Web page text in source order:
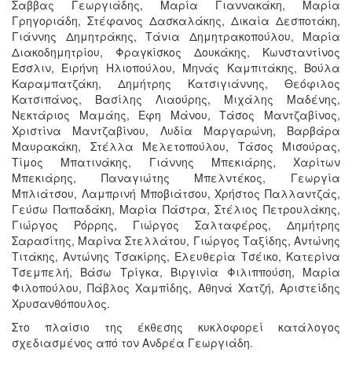
Σαββας Γεωργιάδης, Μαρία Γιαννακάκη, Μαρία
Γρηγοριάδη, Στέφανος Δασκαλάκης, Δικαία Δεσποτάκη,
Γιάννης Δημητράκης, Τάνια Δημητρακοπούλου, Μαρία
Διακοδημητρίου, Φραγκίσκος Δουκάκης, Κωνσταντίνος
Εσσλιν, Ειρήνη Ηλιοπούλου, Μηνάς Καμπιτάκης, Βούλα
Καραμπατζάκη, Δημήτρης Κατσιγιάννης, Θεόφιλος
Κατσιπάνος, Βασίλης Λιαούρης, Μιχάλης Μαδένης,
Νεκτάριος Μαμάης, Εφη Μάνου, Τάσος Μαντζαβίνος,
Χριστίνα Μαντζαβίνου, Λυδία Μαργαρώνη, Βαρβάρα
Μαυρακάκη, Στέλλα Μελετοπούλου, Τάσος Μισούρας,
Τίμος Μπατινάκης, Γιάννης Μπεκιάρης, Χαρίτων
Μπεκιάρης, Παναγιώτης Μπελντέκος, Γεωργία
Μπλιάτσου, Λαμπρινή Μποβιάτσου, Χρήστος Παλλαντζάς,
Γεύσω Παπαδάκη, Μαρία Πάστρα, Στέλιος Πετρουλάκης,
Γιώργος Ρόρρης, Γιώργος Σαλταφέρος, Δημήτρης
Σαρασίτης, Μαρίνα Στελλάτου, Γιώργος Ταξίδης, Αντώνης
Τιτάκης, Αντώνης Τσακίρης, Ελευθερία Τσέικο, Κατερίνα
Τσεμπελή, Βάσω Τρίγκα, Βιργινία Φιλιππούση, Μαρία
Φιλοπούλου, Πάβλος Χαμπίδης, Αθηνά Χατζή, Αριστείδης
Χρυσανθόπουλος.
Στο πλαίσιο της έκθεσης κυκλοφορεί κατάλογος
σχεδιασμένος από τον Ανδρέα Γεωργιάδη.